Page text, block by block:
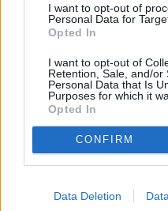
I want to opt-out of
Personal Data for
Opted In
I want to opt-out of
Retention, Sale, and/or
Personal Data that Is
Purposes for which it
Opted In
CONFIRM
Data Deletion
Peter Strauss
Sender
Uhrzeit
Sparte
Feierabend